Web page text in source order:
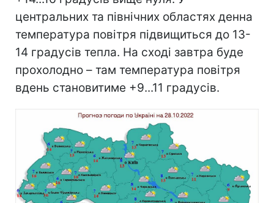
центральних та північних областях денна
температура повітря підвищиться до 13-
14 градусів тепла. На сході завтра буде
прохолодно – там температура повітря
вдень становитиме +9...11 градусів.